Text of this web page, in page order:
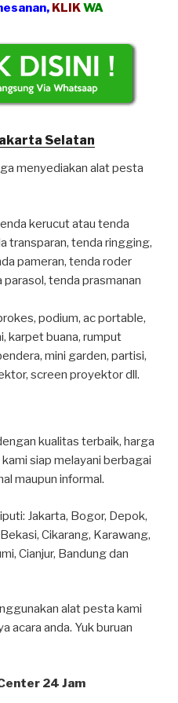
KLIKWA
Selatan
menyediakan alat pesta
kerucut atau tenda
transparan, tenda ringging,
pameran, tenda roder
tenda prasmanan
podium, ac portable,
karpet buana, rumput
mini garden, partisi,
screen proyektor dll.
kualitas terbaik, harga
siap melayani berbagai
maupun informal.
Jakarta, Bogor, Depok,
Cikarang, Karawang,
Cianjur, Bandung dan
alat pesta kami
acara anda. Yuk buruan
24 Jam